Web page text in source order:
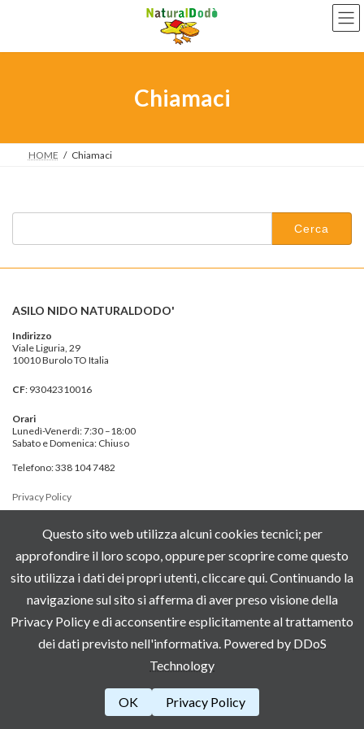
Chiamaci
HOME Chiamaci
Ricerca
ASILO NIDO NATURALDODO'
Indirizzo
Viale Liguria, 29
10010 Burolo TO Italia
CF: 93042310016
Orari
Lunedì-Venerdì: 7:30 –18:00
Sabato e Domenica: Chiuso
Telefono: 338 104 7482
Privacy Policy
Copyright © Naturaldodo.it All Rights Reserved.
Powered byWordPress&Lightning Themedi Vektor,Inc. technology.
Questo sito web utilizza alcuni cookies tecnici; per
approfondire il loro scopo, oppure per scoprire come questo
sito utilizza i dati dei propri utenti, cliccarequi. Continuando la
navigazione sul sito si afferma di aver preso visione della
Privacy Policy e di acconsentire esplicitamente al trattamento
dei dati previsto nell'informativa. Powered by DDoS
Technology
OK Privacy Policy